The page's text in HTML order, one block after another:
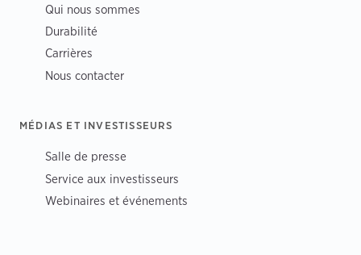
Qui nous sommes
Durabilité
Carrières
Nous contacter
MÉDIAS ET INVESTISSEURS
Salle de presse
Service aux investisseurs
Webinaires et événements